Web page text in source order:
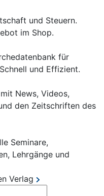
und Steuern.
im Shop.
für
und Effizient.
News, Videos,
den Zeitschriften des
Seminare,
Lehrgänge und
Verlag